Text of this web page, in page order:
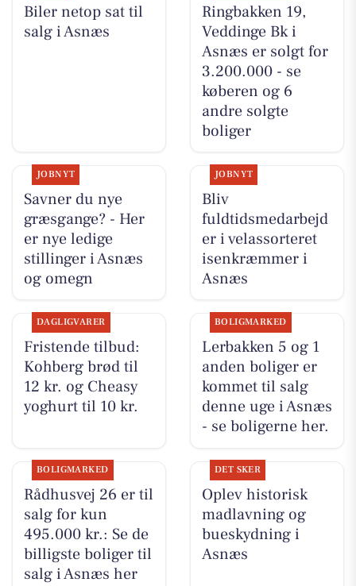
Biler netop sat til
salg i Asnæs
Ringbakken 19,
Veddinge Bk i
Asnæs er solgt for
3.200.000 - se
køberen og 6
andre solgte
boliger
JOBNYT
Savner du nye
græsgange? - Her
er nye ledige
stillinger i Asnæs
og omegn
JOBNYT
Bliv
fuldtidsmedarbejd
er i velassorteret
isenkræmmer i
Asnæs
DAGLIGVARER
Fristende tilbud:
Kohberg brød til
12 kr. og Cheasy
yoghurt til 10 kr.
BOLIGMARKED
Lerbakken 5 og 1
anden boliger er
kommet til salg
denne uge i Asnæs
- se boligerne her.
BOLIGMARKED
Rådhusvej 26 er til
salg for kun
495.000 kr.: Se de
billigste boliger til
salg i Asnæs her
DET SKER
Oplev historisk
madlavning og
bueskydning i
Asnæs